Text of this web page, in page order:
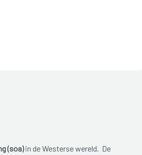
(soa)in de Westerse wereld. De